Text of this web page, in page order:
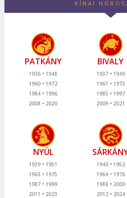
KÍNAI
PATKÁNY
1936
1948
1960
1972
1984
1996
2008
2020
BIVALY
1937
1949
1961
1973
1985
1997
2009
2021
NYÚL
1939
1951
1963
1975
1987
1999
2011
2023
1940
1952
1964
1976
1988
2000
2012
2024